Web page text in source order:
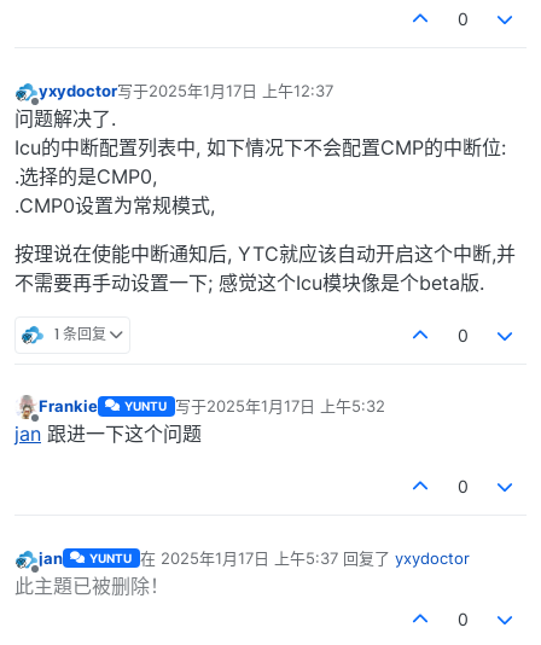
0
离线
yxydoctor写于2025年1月17日 上午12:37
最后由 编辑
问题解决了.
Icu的中断配置列表中, 如下情况下不会配置CMP的中断位:
.选择的是CMP0,
.CMP0设置为常规模式,
按理说在使能中断通知后, YTC就应该自动开启这个中断,并
不需要再手动设置一下; 感觉这个Icu模块像是个beta版.
1 条回复 0
离线
Frankie YUNTU 写于2025年1月17日 上午5:32
最后由 编辑
jan 跟进一下这个问题
0
离线
jan YUNTU 在 2025年1月17日 上午5:37回复了 yxydoctor
最后由 编辑
此主題已被删除！
0